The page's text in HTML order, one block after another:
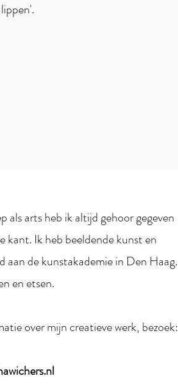
als arts heb ik altijd gehoor gegeven
kant. Ik heb beeldende kunst en
aan de kunstakademie in Den Haag.
en etsen.
over mijn creatieve werk, bezoek: